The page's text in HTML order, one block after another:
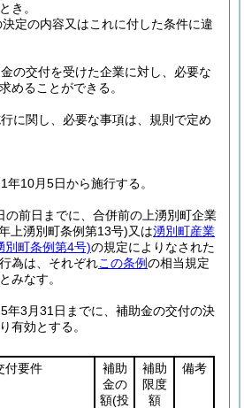
き。
定の内容又はこれに付した条件に違
の交付を受けた企業に対し、必要な
めることができる。
に関し、必要な事項は、規則で定め
年10月5日から施行する。
の前日までに、合併前の上湧別町企業
上湧別町条例第13号)又は湧別町産業
別町条例第4号)の規定によりなされた
為は、それぞれこの条例の相当規定
みなす。
年3月31日までに、補助金の交付の決
有効とする。
付要件
補助
金の
額(投
補助
限度
額
備考